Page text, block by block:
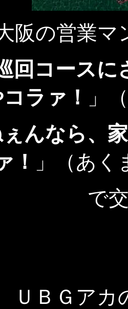
阪の営業
回コース
ラァ！
」
んなら、
！
」（あ
で
ＵＢＧア